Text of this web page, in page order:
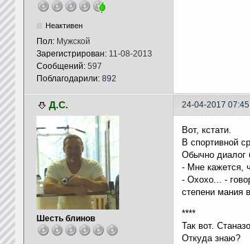
Неактивен
Пол: Мужской
Зарегистрирован: 11-08-2013
Сообщений: 597
Поблагодарили: 892
Д.С. 24-04-2017 07:45
Шесть блинов
Вот, кстати.
В спортивной
Обычно диалог
- Мне кажется,
- Охохо... -
степени мания
****
Так вот.
Откуда знаю?